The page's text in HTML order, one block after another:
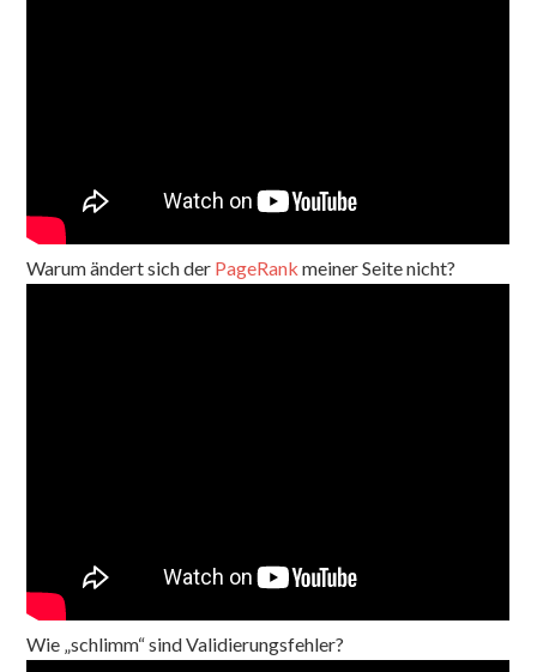
Warum ändert sich der PageRank meiner Seite nicht?
Wie „schlimm“ sind Validierungsfehler?